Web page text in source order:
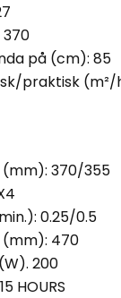
på (cm): 85
praktisk (m²/
370/355
0.25/0.5
(mm): 470
200
HOURS